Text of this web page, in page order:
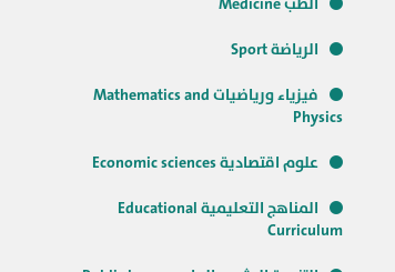
الرياضة Sport
فيزياء ورياضيات Mathematics and
Physics
علوم اقتصادية Economic sciences
المناهج التعليمية Educational
Curriculum